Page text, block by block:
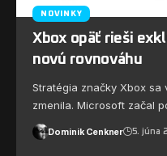
NOVINKY
Xbox opäť rieši
novú rovnováhu
Stratégia značky Xbox
zmenila. Microsoft začal
Dominik Cenkner 5. júna